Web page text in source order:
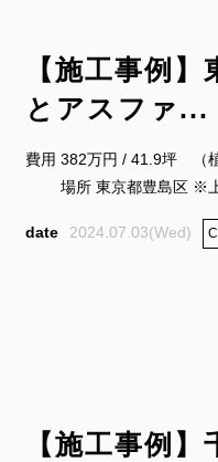
【施工事例
とアスファ...
費用 382万円 / 41.9坪 （
場所 東京都豊島区 ※上
2024.07.03(Wed)
【施工事例